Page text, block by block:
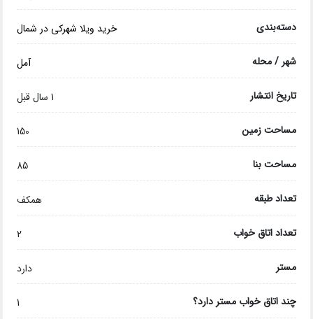
دسته‌بندی خرید ویلا شهرکی در شمال
شهر / محله آمل
تاریخ انتشار 1 سال قبل
مساحت زمین 150
مساحت بنا 85
تعداد طبقه همکف
تعداد اتاق خواب 2
مستر دارد
چند اتاق خواب مستر دارد؟ 1